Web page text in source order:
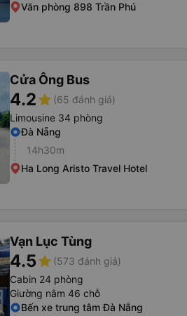
Văn phòng 898 Trần Phú
Cửa Ông Bus
4.2star (65 đánh giá)
Limousine 34 phòng
Đà Nẵng
14h30m
Ha Long Aristo Travel Hotel
Vạn Lục Tùng
4.5star (573 đánh giá)
Cabin 24 phòng
Giường nằm 46 chỗ
Bến xe trung tâm Đà Nẵng